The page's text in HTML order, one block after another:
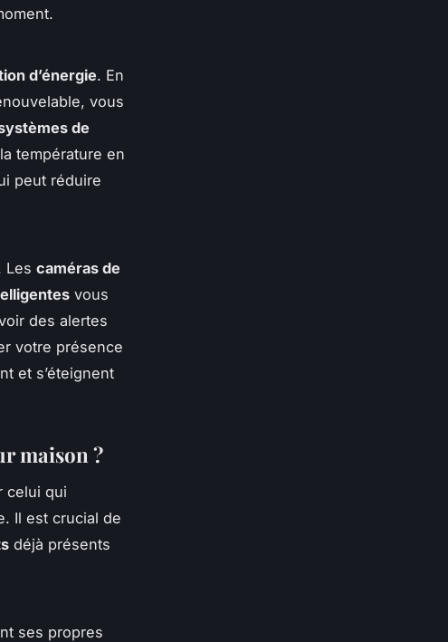
d’énergie. En
vous
de
température en
peut réduire
Les caméras de
vous
des alertes
votre présence
et s’éteignent
maison ?
celui qui
Il est crucial de
déjà présents
ses propres